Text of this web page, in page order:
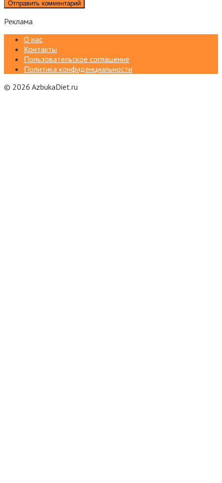
Реклама
О нас
Контакты
Пользовательское соглашение
Политика конфиденциальности
© 2026 AzbukaDiet.ru